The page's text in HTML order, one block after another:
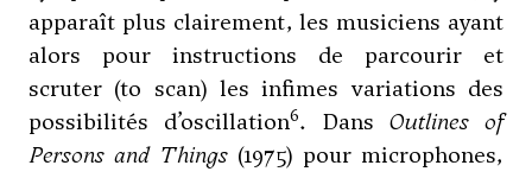
apparaît plus clairement, les musiciens ayant
alors pour instructions de parcourir et
scruter (to scan) les infimes variations des
possibilités d’oscillation6. Dans Outlines of
Persons and Things (1975) pour microphones,